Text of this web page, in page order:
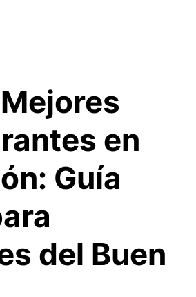
en
Guía
del Buen